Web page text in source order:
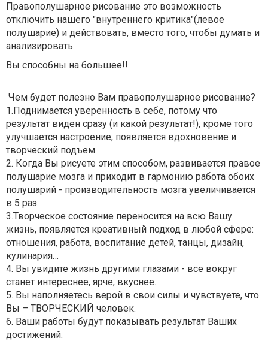
Правополушарное рисование это возможность
отключить нашего "внутреннего критика"(левое
полушарие) и действовать, вместо того, чтобы думать и
анализировать.
Вы способны на большее!!
Чем будет полезно Вам правополушарное рисование?
1.Поднимается уверенность в себе, потому что
результат виден сразу (и какой результат!), кроме того
улучшается настроение, появляется вдохновение и
творческий подъем.
2. Когда Вы рисуете этим способом, развивается правое
полушарие мозга и приходит в гармонию работа обоих
полушарий - производительность мозга увеличивается
в 5 раз.
3.Творческое состояние переносится на всю Вашу
жизнь, появляется креативный подход в любой сфере:
отношения, работа, воспитание детей, танцы, дизайн,
кулинария…
4. Вы увидите жизнь другими глазами - все вокруг
станет интереснее, ярче, вкуснее.
5. Вы наполняетесь верой в свои силы и чувствуете, что
Вы – ТВОРЧЕСКИЙ человек.
6. Ваши работы будут показывать результат Ваших
достижений.